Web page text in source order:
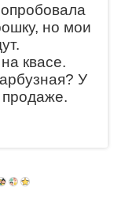
но мои
квасе.
У
продаже.